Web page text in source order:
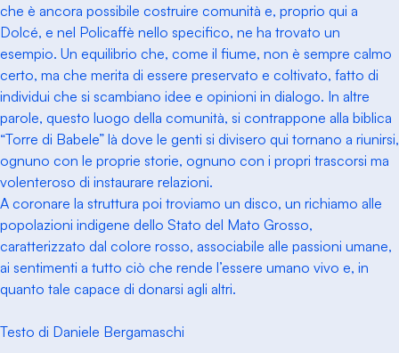
che è ancora possibile costruire comunità e, proprio qui a
Dolcé, e nel Policaffè nello specifico, ne ha trovato un
esempio. Un equilibrio che, come il fiume, non è sempre calmo
certo, ma che merita di essere preservato e coltivato, fatto di
individui che si scambiano idee e opinioni in dialogo. In altre
parole, questo luogo della comunità, si contrappone alla biblica
“Torre di Babele” là dove le genti si divisero qui tornano a riunirsi,
ognuno con le proprie storie, ognuno con i propri trascorsi ma
volenteroso di instaurare relazioni.
A coronare la struttura poi troviamo un disco, un richiamo alle
popolazioni indigene dello Stato del Mato Grosso,
caratterizzato dal colore rosso, associabile alle passioni umane,
ai sentimenti a tutto ciò che rende l’essere umano vivo e, in
quanto tale capace di donarsi agli altri.
Testo di Daniele Bergamaschi